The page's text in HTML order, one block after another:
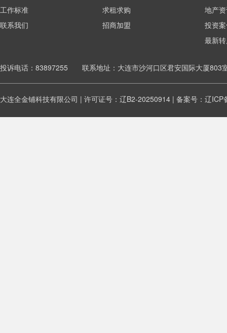
工作标准
联系我们
求租求购
招商加盟
地产
投资
最新
投诉电话：83897255 联系地址：大连市沙河口区君安国际大厦803
大连全金铺科技有限公司 | 许可证号：辽B2-20250914 | 备案号： 辽ICP